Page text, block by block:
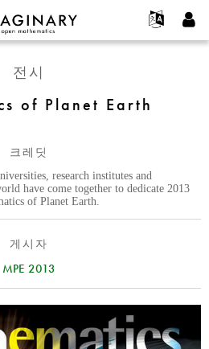
Français
Deutsch
Español
Türkçe
Programs
Galleries
Films
Texts
프로젝트
가하기
가입하기
밀번호 요청하기
전시
of Planet Earth
크레딧
research institutes and
have come together to dedicate 2013
of Planet Earth.
게시자
MPE 2013